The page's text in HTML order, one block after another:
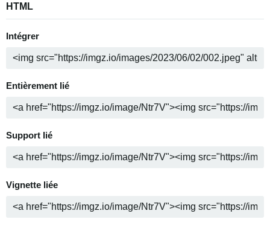
HTML
Intégrer
Entièrement lié
Support lié
Vignette liée